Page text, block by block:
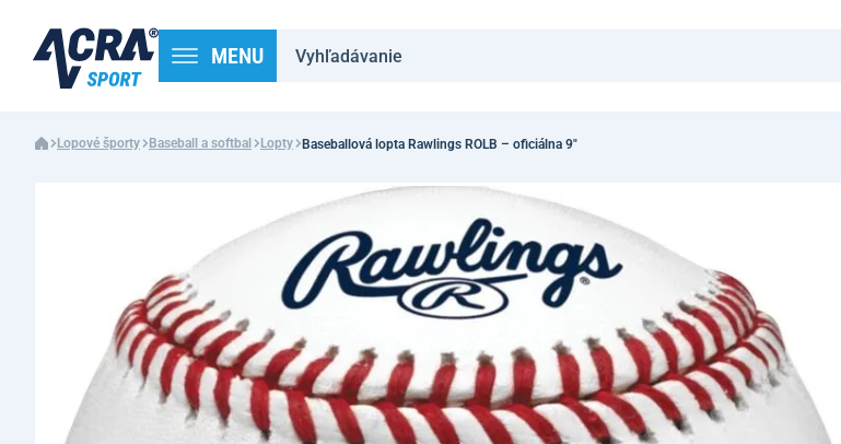
MENU
Lopové športy Baseball a softbal Lopty Baseballová lopta Rawlings ROLB – oficiálna 9"